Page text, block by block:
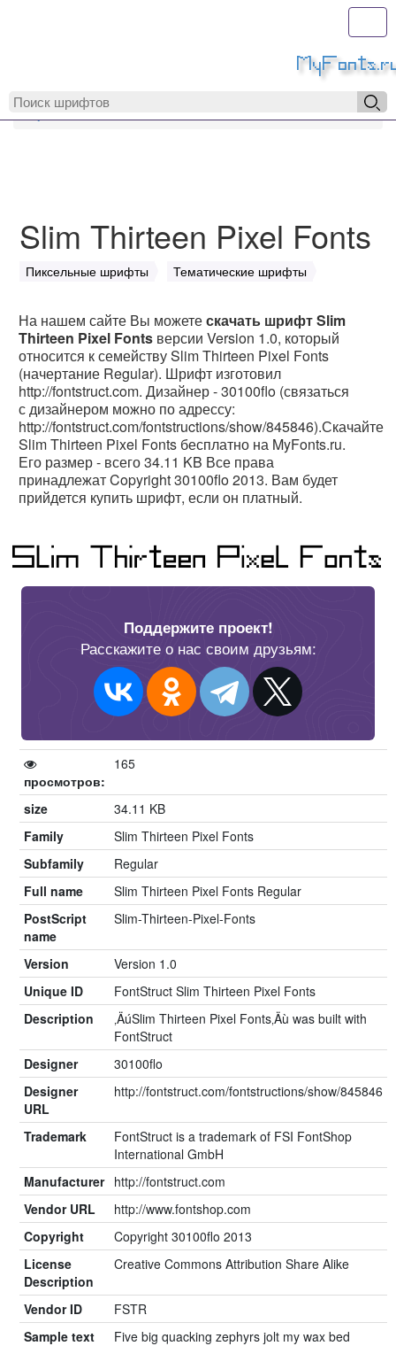
MyFonts.ru
Slim Thirteen Pixel Fonts
Пиксельные шрифты Тематические шрифты
На нашем сайте Вы можетескачать шрифт Slim
Thirteen Pixel Fonts версии Version 1.0, который
относится к семейству Slim Thirteen Pixel Fonts
(начертание Regular). Шрифт изготовил
http://fontstruct.com. Дизайнер - 30100flo (связаться
с дизайнером можно по адрессу:
http://fontstruct.com/fontstructions/show/845846).Скачайте
Slim Thirteen Pixel Fonts бесплатно на MyFonts.ru.
Его размер - всего 34.11 KB Все права
принадлежат Copyright 30100flo 2013. Вам будет
прийдется купить шрифт, если он платный.
Поддержите проект!
Расскажите о нас своим друзьям:
просмотров:
165
size
34.11 KB
Family
Slim Thirteen Pixel Fonts
Subfamily
Regular
Full name
Slim Thirteen Pixel Fonts Regular
PostScript
name
Slim-Thirteen-Pixel-Fonts
Version
Version 1.0
Unique ID
FontStruct Slim Thirteen Pixel Fonts
Description
‚ÄúSlim Thirteen Pixel Fonts‚Äù was built with
FontStruct
Designer
30100flo
Designer
URL
http://fontstruct.com/fontstructions/show/845846
Trademark
FontStruct is a trademark of FSI FontShop
International GmbH
Manufacturer http://fontstruct.com
Vendor URL
http://www.fontshop.com
Copyright
Copyright 30100flo 2013
License
Description
Creative Commons Attribution Share Alike
Vendor ID
FSTR
Sample text
Five big quacking zephyrs jolt my wax bed